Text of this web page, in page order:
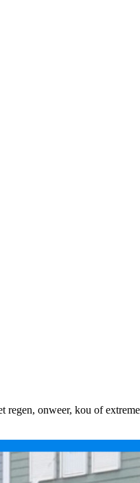
onweer, kou of